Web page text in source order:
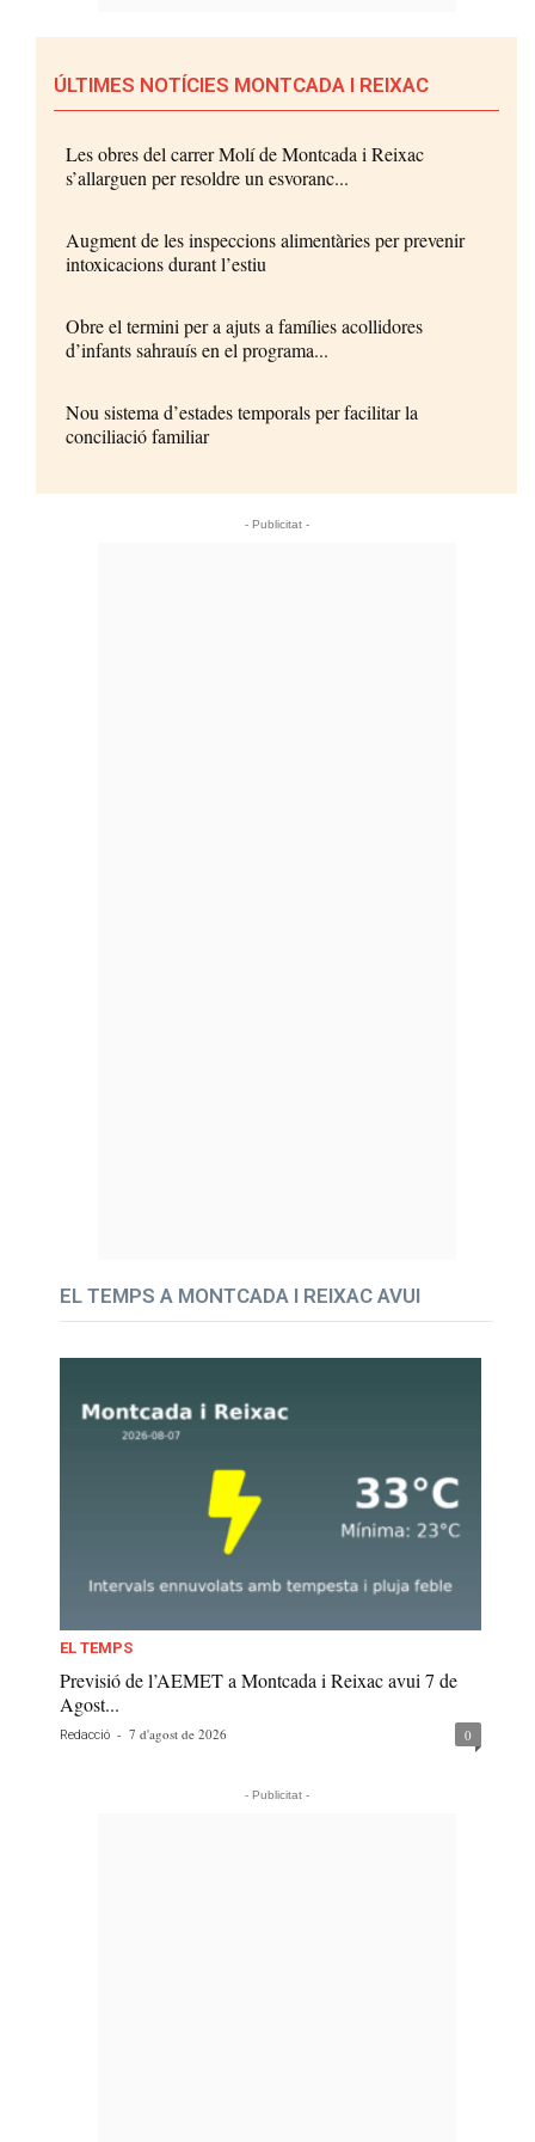
ÚLTIMES NOTÍCIES MONTCADA I REIXAC
Les obres del carrer Molí de Montcada i Reixac
s’allarguen per resoldre un esvoranc...
Augment de les inspeccions alimentàries per prevenir
intoxicacions durant l’estiu
Obre el termini per a ajuts a famílies acollidores
d’infants sahrauís en el programa...
Nou sistema d’estades temporals per facilitar la
conciliació familiar
- Publicitat -
EL TEMPS A MONTCADA I REIXAC AVUI
EL TEMPS
Previsió de l’AEMET a Montcada i Reixac avui 7 de
Agost...
Redacció - 7 d'agost de 2026 0
- Publicitat -